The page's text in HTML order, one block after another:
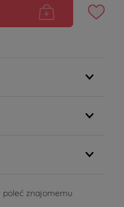
poleć znajomemu